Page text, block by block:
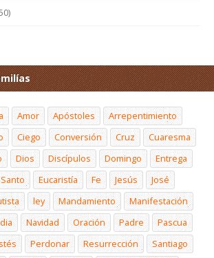
Amor Apóstoles
Arrepentimiento
Ciego Conversión Cruz
Cuaresma
Dios Discípulos Domingo
Entrega
Eucaristía Fe Jesús
José
ley Mandamiento
Manifestación
Navidad Oración Padre
Pascua
Perdonar Resurrección
Santiago